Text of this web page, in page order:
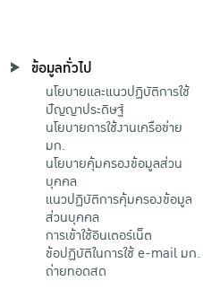
ข้อมูลทั่วไป
นโยบายและแนวปฏิบัติการใช้
ปัญญาประดิษฐ์
นโยบายการใช้งานเครือข่าย
มก.
นโยบายคุ้มครองข้อมูลส่วน
บุคคล
แนวปฏิบัติการคุ้มครองข้อมูล
ส่วนบุคคล
การเข้าใช้อินเตอร์เน็ต
ข้อปฏิบัติในการใช้ e-mail มก.
ถ่ายทอดสด